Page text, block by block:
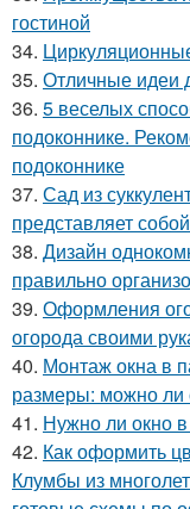
гостиной
34.
35. Отличные идеи
36. 5 веселых
подоконнике.
подоконнике
37. Сад из
представляет
38. Дизайн
правильно
39. Оформления
огорода своими
40. Монтаж окна в
размеры: можно ли
41. Нужно ли окно
42. Как оформить
Клумбы из